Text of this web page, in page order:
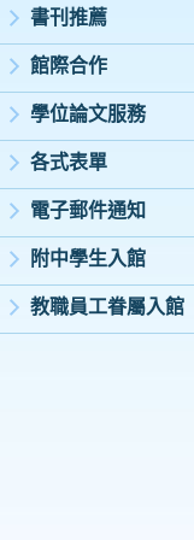
書刊推薦
館際合作
學位論文服務
各式表單
電子郵件通知
附中學生入館
教職員工眷屬入館